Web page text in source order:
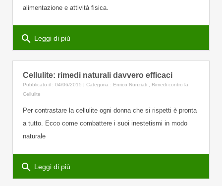
alimentazione e attività fisica.
search Leggi di più
Cellulite: rimedi naturali davvero efficaci
Pubblicato il : 04/06/2015 | Categoria : Enrico Nunziati
Rimedi contro la
Cellulite
Per contrastare la cellulite ogni donna che si rispetti è pronta
a tutto. Ecco come combattere i suoi inestetismi in modo
naturale
search Leggi di più